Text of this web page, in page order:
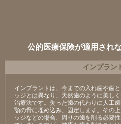
公的医療保険が適用され
インプラン
インプラントは、今までの入れ歯や歯
ッジとは異なり、天然歯のように美し
治療法です。失った歯の代わりに人工
顎の骨に埋め込み、固定します。その
ッジなどの場合、周りの歯を削る必要